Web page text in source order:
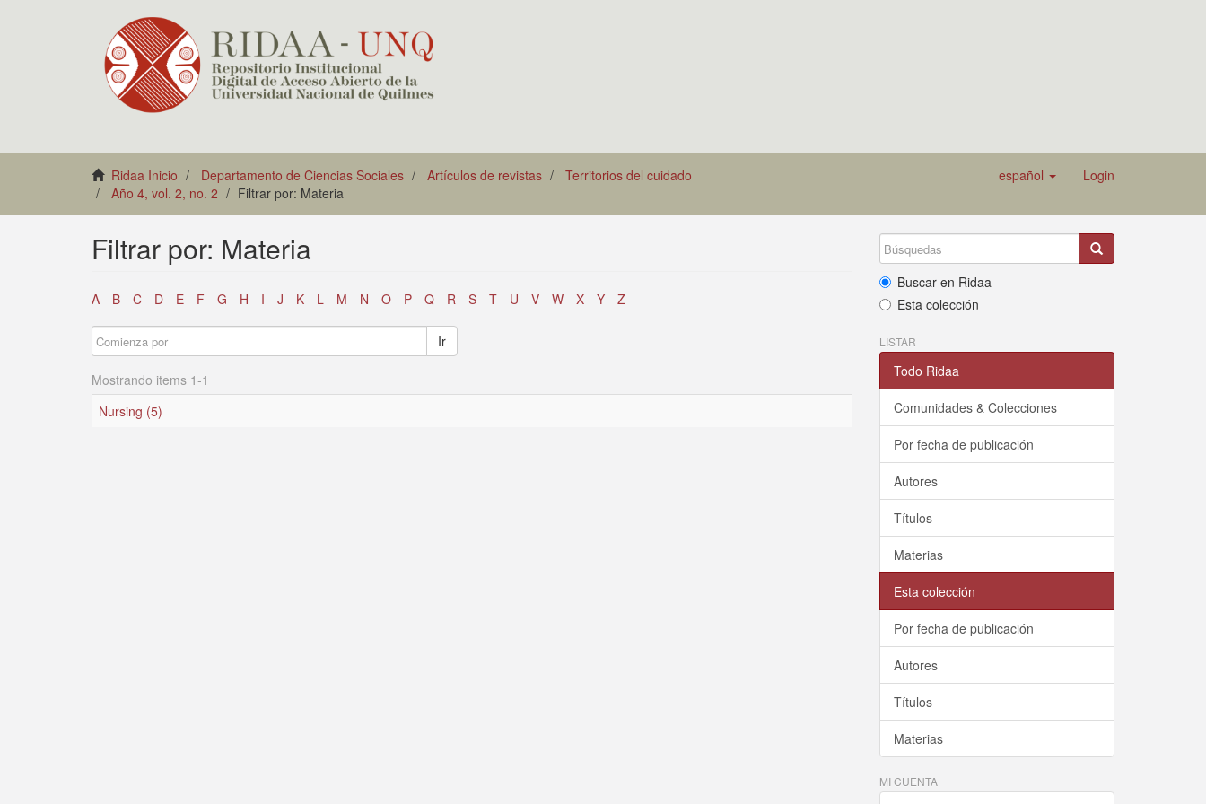
Ridaa Inicio Departamento de Ciencias Sociales Artículos de revistas
Territorios del cuidado
Año 4, vol. 2, no. 2
Filtrar por: Materia
español Login
Filtrar por: Materia
A B C D E F G H I J K L M N O P Q R S T U V W X Y Z
Ir
Mostrando items 1-1
Nursing (5)
Buscar en Ridaa
Esta colección
LISTAR
Todo Ridaa
Comunidades & Colecciones
Por fecha de publicación
Autores
Títulos
Materias
Esta colección
Por fecha de publicación
Autores
Títulos
Materias
MI CUENTA